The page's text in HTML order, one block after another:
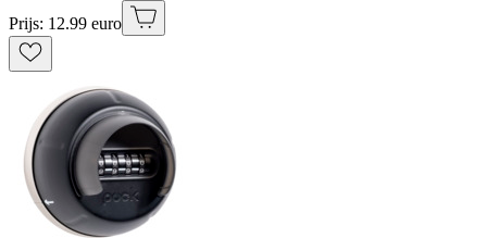
Prijs: 12.99 euro